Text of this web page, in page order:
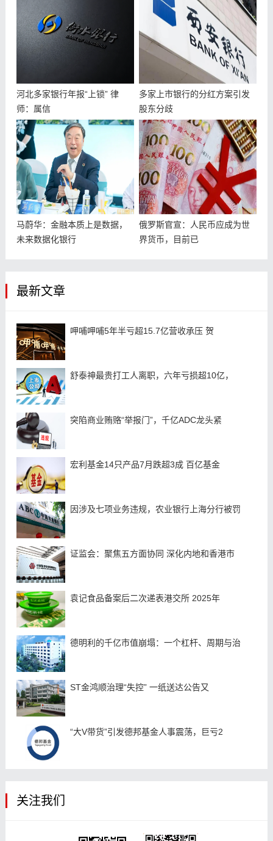
河北多家银行年报“上锁” 律
师：属信
多家上市银行的分红方案引发
股东分歧
马蔚华：金融本质上是数据，
未来数据化银行
俄罗斯官宣：人民币应成为世
界货币，目前已
最新文章
呷哺呷哺5年半亏超15.7亿营收承压 贺
舒泰神最贵打工人离职，六年亏损超10亿，
突陷商业贿赂“举报门”，千亿ADC龙头紧
宏利基金14只产品7月跌超3成 百亿基金
因涉及七项业务违规，农业银行上海分行被罚
证监会：聚焦五方面协同 深化内地和香港市
袁记食品备案后二次递表港交所 2025年
德明利的千亿市值崩塌：一个杠杆、周期与治
ST金鸿顺治理“失控” 一纸送达公告又
“大V带货”引发德邦基金人事震荡，巨亏2
关注我们